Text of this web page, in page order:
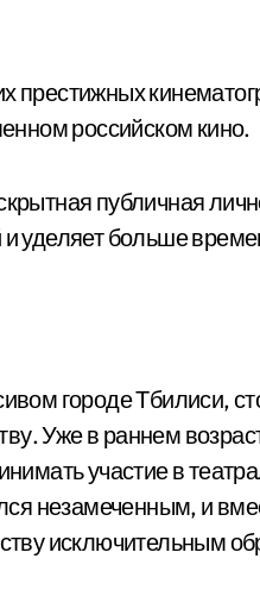
российском кино.
публичная
уделяет больше
городе Тбилиси,
Уже в раннем
участие в
незамеченным, и
исключительным